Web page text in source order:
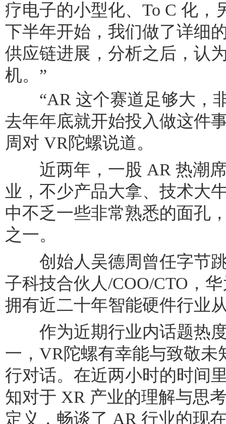
疗电子的小型化、To C 化，
下半年开始，我们做了详细
供应链进展，分析之后，认
机。”
“AR 这个赛道足够大，
去年年底就开始投入做这件
周对 VR陀螺说道。
近两年，一股 AR 热潮席
业，不少产品大拿、技术大
中不乏一些非常熟悉的面孔
之一。
创始人吴德周曾任字节跳
子科技合伙人/COO/CTO，
拥有近二十年智能硬件行业
作为近期行业内话题热度
一，VR陀螺有幸能与致敬未
行对话。在近两小时的时间
知对于 XR 产业的理解与思
定义，畅谈了 AR 行业的现